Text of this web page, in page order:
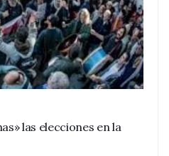
las elecciones en la